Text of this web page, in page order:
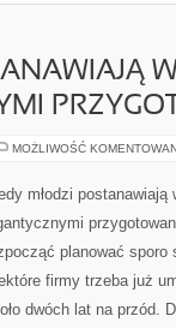
MOŻLIWOŚĆ
młodzi
planować
firmy trzeba już
dwóch lat na przód.